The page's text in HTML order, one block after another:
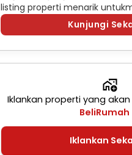
listing properti menarik
Kunjungi
Iklankan properti yang
BeliRumah
Iklankan